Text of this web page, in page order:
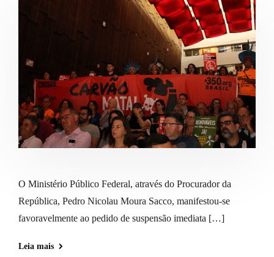
O Ministério Público Federal, através do Procurador da
República, Pedro Nicolau Moura Sacco, manifestou-se
favoravelmente ao pedido de suspensão imediata […]
Leia mais